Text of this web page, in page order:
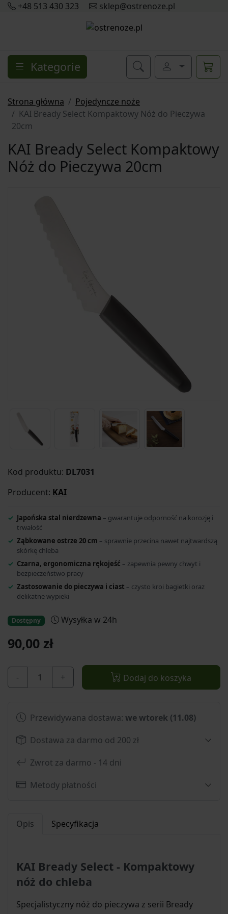
+48 513 430 323 sklep@ostrenoze.pl
Kategorie
Strona główna
Pojedyncze noże
KAI Bready Select Kompaktowy Nóż do Pieczywa
20cm
KAI Bready Select Kompaktowy
Nóż do Pieczywa 20cm
Kod produktu: DL7031
Producent: KAI
Japońska stal nierdzewna – gwarantuje odporność na korozję i
trwałość
Ząbkowane ostrze 20 cm – sprawnie przecina nawet najtwardszą
skórkę chleba
Czarna, ergonomiczna rękojeść – zapewnia pewny chwyt i
bezpieczeństwo pracy
Zastosowanie do pieczywa i ciast – czysto kroi bagietki oraz
delikatne wypieki
Dostępny Wysyłka w 24h
90,00 zł
- + Dodaj do koszyka
Przewidywana dostawa: we wtorek (11.08)
Dostawa za darmo od 200 zł
Zwrot za darmo - 14 dni
Metody płatności
Opis Specyfikacja
KAI Bready Select - Kompaktowy
nóż do chleba
Specjalistyczny nóż do pieczywa z serii Bready